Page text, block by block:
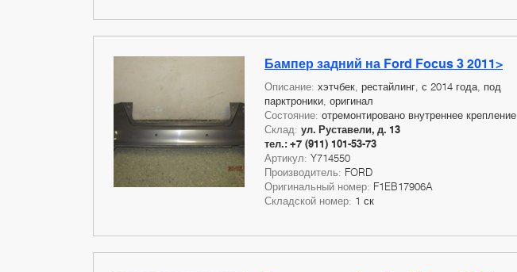
Бампер задний на Ford Focus 3 2011>
Описание: хэтчбек, рестайлинг, с 2014 года, под
парктроники, оригинал
Состояние: отремонтировано внутреннее крепление
Склад: ул. Руставели, д. 13
тел.: +7 (911) 101-53-73
Артикул: Y714550
Производитель: FORD
Оригинальный номер: F1EB17906A
Складской номер: 1 ск